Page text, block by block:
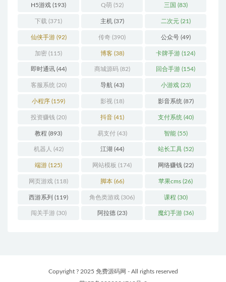
H5游戏 (193) Q萌 (52) 三国 (83)
下载 (371) 主机(37) 二次元(21)
仙侠手游(92) 传奇 (390) 公众号(49)
加密 (115) 博客(38) 卡牌手游 (124)
即时通讯(44) 商城源码(82) 回合手游 (154)
客服系统 (20) 导航(43) 小游戏(23)
小程序 (159) 影视(18) 影音系统 (87)
投资赚钱 (20) 抖音(41) 支付系统 (40)
教程 (893) 易支付(43) 智能(55)
机器人 (42) 江湖 (44) 站长工具(52)
端游 (125) 网站模板 (174) 网络赚钱(22)
网页游戏 (118) 脚本(66) 苹果cms (26)
西游系列 (119) 角色类游戏 (306) 课程 (30)
闯关手游(30) 阿拉德(23) 魔幻手游(36)
Copyright ? 2025 免费源码网 - All rights reserved